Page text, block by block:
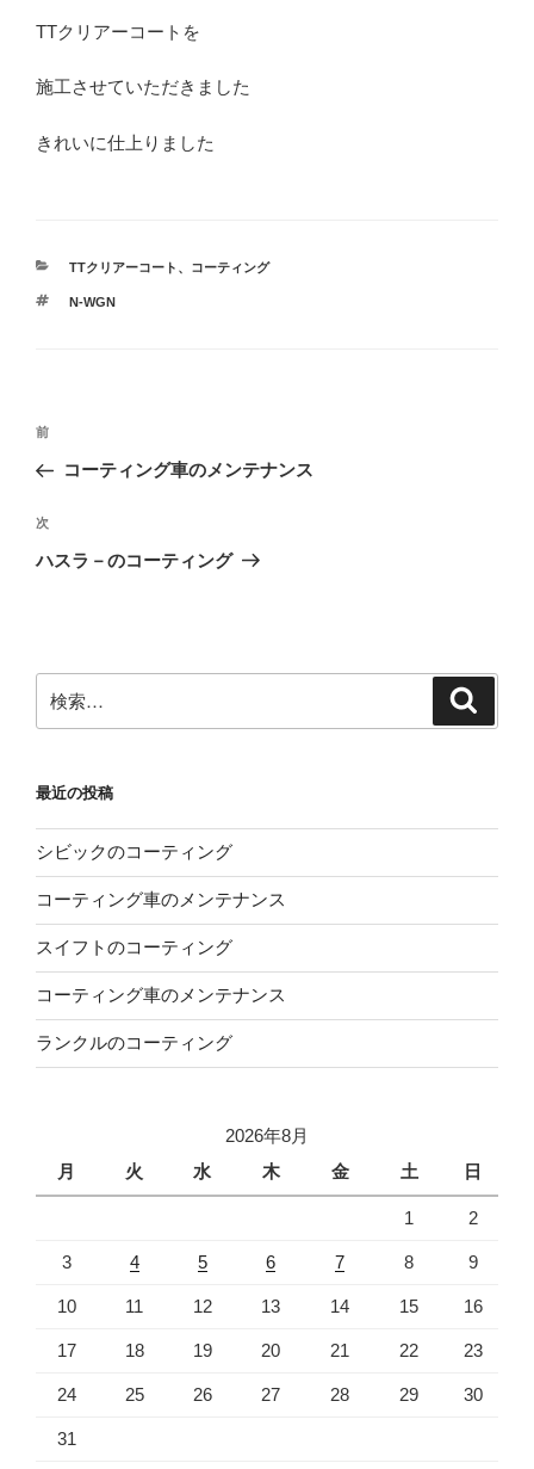
TTクリアーコートを
施工させていただきました
きれいに仕上りました
カ
ゴ
TTクリアーコート 、 コーティング
タ
N-WGN
投
ナ
ビ
ゲ
ン
前
の
稿
前
コーティング車のメンテナンス
次
の
次
ハスラ－のコーティング
索:
最近の投稿
シビックのコーティング
コーティング車のメンテナンス
スイフトのコーティング
コーティング車のメンテナンス
ランクルのコーティング
2026年8月
月
火 水 木 金 土 日
1 2
3 4 5 6 7 8 9
10 11 12 13 14 15 16
17 18 19 20 21 22 23
24 25 26 27 28 29 30
31